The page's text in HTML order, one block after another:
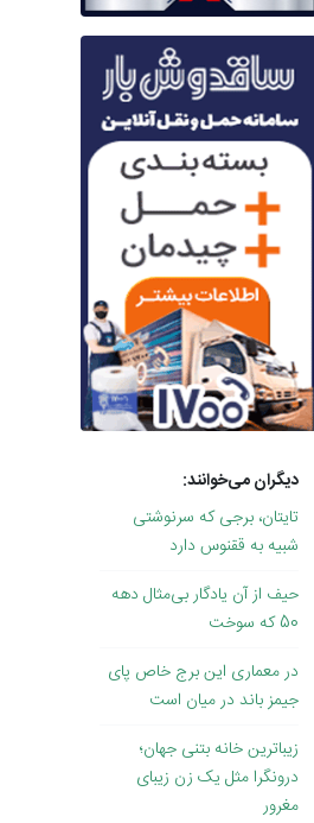
دیگران می‌خوانند:
تایتان، برجی که سرنوشتی
شبیه به ققنوس دارد
حیف از آن یادگار بی‌مثال دهه
50 که سوخت
در معماری این برج خاص پای
جیمز باند در میان است
زیباترین خانه بتنی جهان؛
درونگرا مثل یک زن زیبای
مغرور